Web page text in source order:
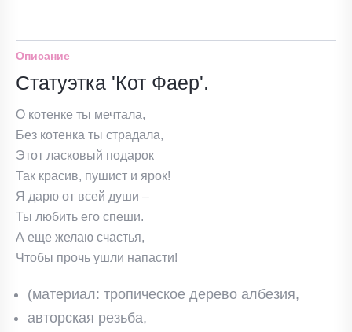
Описание
Статуэтка 'Кот Фаер'.
О котенке ты мечтала,
Без котенка ты страдала,
Этот ласковый подарок
Так красив, пушист и ярок!
Я дарю от всей души –
Ты любить его спеши.
А еще желаю счастья,
Чтобы прочь ушли напасти!
(материал: тропическое дерево албезия,
авторская резьба,